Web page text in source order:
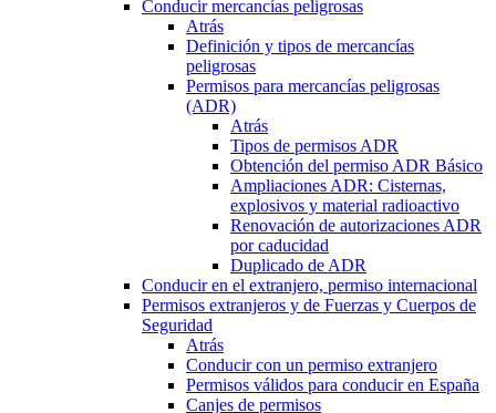
Conducir mercancías peligrosas
Atrás
Definición y tipos de mercancías
peligrosas
Permisos para mercancías peligrosas
(ADR)
Atrás
Tipos de permisos ADR
Obtención del permiso ADR Básico
Ampliaciones ADR: Cisternas,
explosivos y material radioactivo
Renovación de autorizaciones ADR
por caducidad
Duplicado de ADR
Conducir en el extranjero, permiso internacional
Permisos extranjeros y de Fuerzas y Cuerpos de
Seguridad
Atrás
Conducir con un permiso extranjero
Permisos válidos para conducir en España
Canjes de permisos